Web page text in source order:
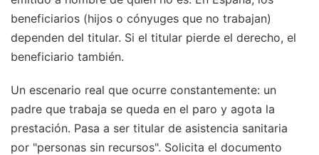
beneficiarios (hijos o cónyuges que no trabajan)
dependen del titular. Si el titular pierde el derecho, el
beneficiario también.
Un escenario real que ocurre constantemente: un
padre que trabaja se queda en el paro y agota la
prestación. Pasa a ser titular de asistencia sanitaria
por "personas sin recursos". Solicita el documento